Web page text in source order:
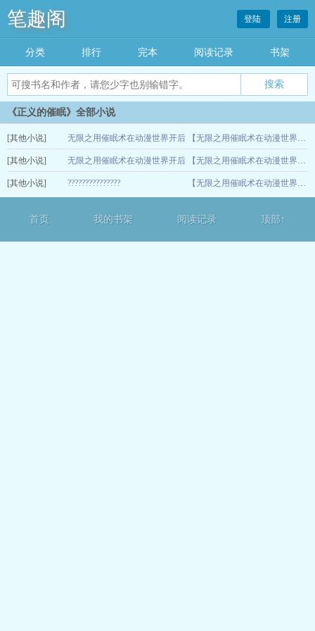
笔趣阁 登陆 注册
分类 排行 完本 阅读记录 书架
《正义的催眠》全部小说
[其他小说] 无限之用催眠术在动漫世界开后
宫
【无限之用催眠术在动漫世界开后宫】（44-48）
07-10
[其他小说] 无限之用催眠术在动漫世界开后
宫
【无限之用催眠术在动漫世界开后宫】（44-48）
07-08
[其他小说] ??????????????? 【无限之用催眠术在动漫世界开后宫】（44-48）
首页 我的书架 阅读记录 顶部↑